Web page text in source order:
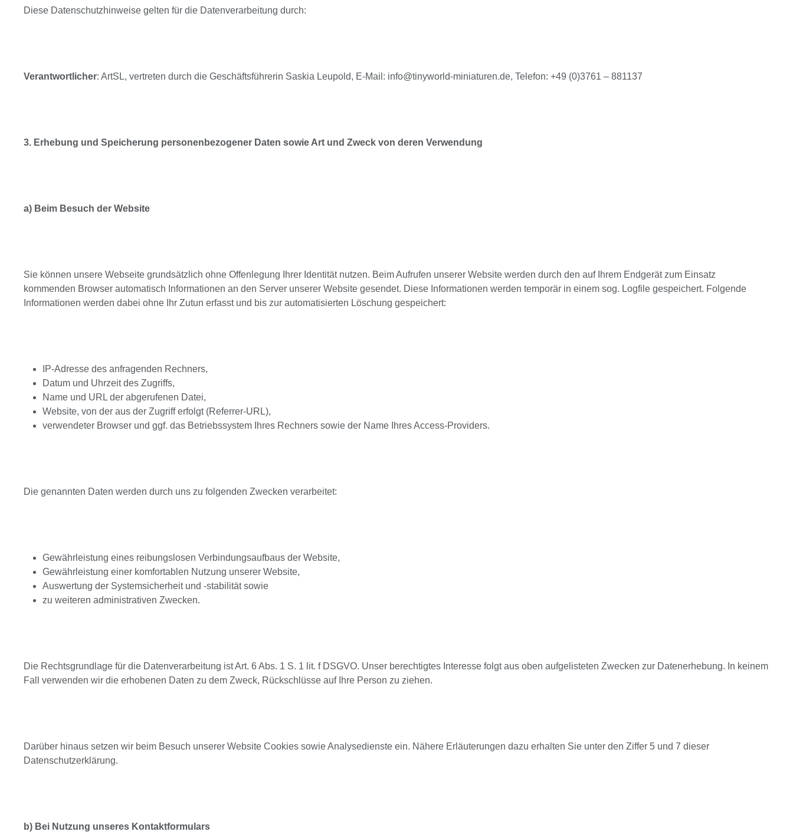
Diese Datenschutzhinweise gelten für die Datenverarbeitung durch:
Verantwortlicher: ArtSL, vertreten durch die Geschäftsführerin Saskia Leupold, E-Mail: info@tinyworld-miniaturen.de, Telefon: +49 (0)3761 – 881137
3. Erhebung und Speicherung personenbezogener Daten sowie Art und Zweck von deren Verwendung
a) Beim Besuch der Website
Sie können unsere Webseite grundsätzlich ohne Offenlegung Ihrer Identität nutzen. Beim Aufrufen unserer Website werden durch den auf Ihrem Endgerät zum Einsatz
kommenden Browser automatisch Informationen an den Server unserer Website gesendet. Diese Informationen werden temporär in einem sog. Logfile gespeichert. Folgende
Informationen werden dabei ohne Ihr Zutun erfasst und bis zur automatisierten Löschung gespeichert:
IP-Adresse des anfragenden Rechners,
Datum und Uhrzeit des Zugriffs,
Name und URL der abgerufenen Datei,
Website, von der aus der Zugriff erfolgt (Referrer-URL),
verwendeter Browser und ggf. das Betriebssystem Ihres Rechners sowie der Name Ihres Access-Providers.
Die genannten Daten werden durch uns zu folgenden Zwecken verarbeitet:
Gewährleistung eines reibungslosen Verbindungsaufbaus der Website,
Gewährleistung einer komfortablen Nutzung unserer Website,
Auswertung der Systemsicherheit und -stabilität sowie
zu weiteren administrativen Zwecken.
Die Rechtsgrundlage für die Datenverarbeitung ist Art. 6 Abs. 1 S. 1 lit. f DSGVO. Unser berechtigtes Interesse folgt aus oben aufgelisteten Zwecken zur Datenerhebung. In keinem
Fall verwenden wir die erhobenen Daten zu dem Zweck, Rückschlüsse auf Ihre Person zu ziehen.
Darüber hinaus setzen wir beim Besuch unserer Website Cookies sowie Analysedienste ein. Nähere Erläuterungen dazu erhalten Sie unter den Ziffer 5 und 7 dieser
Datenschutzerklärung.
b) Bei Nutzung unseres Kontaktformulars